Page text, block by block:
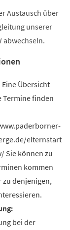
Austausch über
unserer
abwechseln.
Eine Übersicht
Termine finden
elternstart-
Sie können zu
kommen
zu denjenigen,
bei der